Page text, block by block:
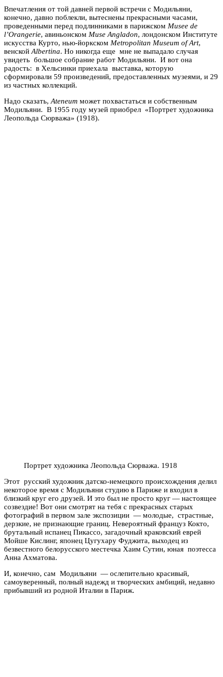
Впечатления от той давней первой встречи с Модильяни,
конечно, давно поблекли, вытеснены прекрасными часами,
проведенными перед подлинниками в парижском Musee de
l’Orangerie, авиньонском Muse Angladon, лондонском Институте
искусства Курто, нью-йоркском Metropolitan Museum of Art,
венской Albertina. Но никогда еще мне не выпадало случая
увидеть большое собрание работ Модильяни. И вот она
радость: в Хельсинки приехала выставка, которую
сформировали 59 произведений, предоставленных музеями, и 29
из частных коллекций.
Надо сказать, Ateneum может похвастаться и собственным
Модильяни. В 1955 году музей приобрел «Портрет художника
Леопольда Сюрважа» (1918).
Портрет художника Леопольда Сюрважа. 1918
Этот русский художник датско-немецкого происхождения делил
некоторое время с Модильяни студию в Париже и входил в
близкий круг его друзей. И это был не просто круг — настоящее
созвездие! Вот они смотрят на тебя с прекрасных старых
фотографий в первом зале экспозиции — молодые, страстные,
дерзкие, не признающие границ. Невероятный француз Кокто,
брутальный испанец Пикассо, загадочный краковский еврей
Мойше Кислинг, японец Цугухару Фуджита, выходец из
безвестного белорусского местечка Хаим Сутин, юная поэтесса
Анна Ахматова.
И, конечно, сам Модильяни — ослепительно красивый,
самоуверенный, полный надежд и творческих амбиций, недавно
прибывший из родной Италии в Париж.